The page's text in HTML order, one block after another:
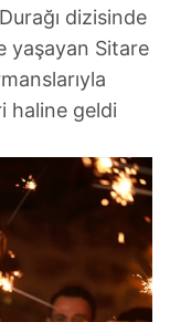
dizisinde
yaşayan Sitare
haline geldi